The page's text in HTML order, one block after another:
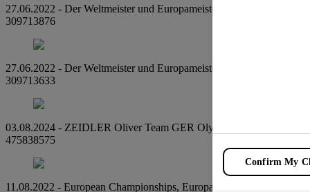
27.06.2022 - Der Weltmeister und Europameister im Rudern, Oliver
309713876
27.06.2022 - Der Weltmeister und Europameister im Rudern,
309713633
03.08.2024 - ZEIDLER Oliver Team GER Olympiasieger Rudern
475838575
11.08.2022 - European Championships, Europameisterschaft,
Confirm My